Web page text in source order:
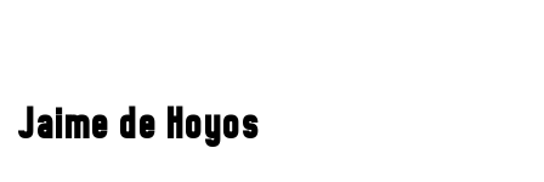
Jaime de Hoyos